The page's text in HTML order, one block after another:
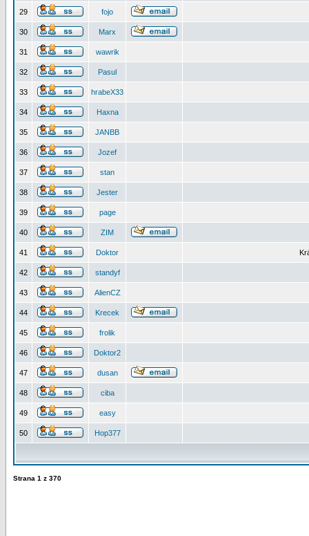
29 fojo
30 Marx
31 wawrik
32 Pasul
33 hrabeX33
34 Haxna
35 JANBB
36 Jozef
37 stan
38 Jester
39 page
40 ZIM
41 Doktor
42 standyf
43 AlienCZ
44 Krecek
45 frolik
46 Doktor2
47 dusan
48 ciba
49 easy
50 Hop377
Strana 1 z 370